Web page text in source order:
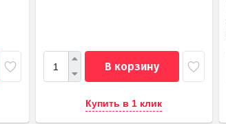
В корзину
Купить в 1 клик